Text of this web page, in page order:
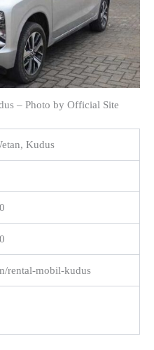
– Photo by Official Site
Kudus
rental-mobil-kudus